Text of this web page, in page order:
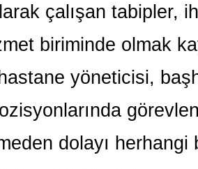
çalışan tabipler,
biriminde olmak
yöneticisi,
dolayı herhangi